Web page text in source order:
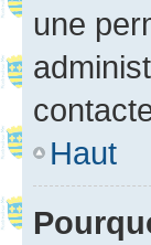
une
Haut